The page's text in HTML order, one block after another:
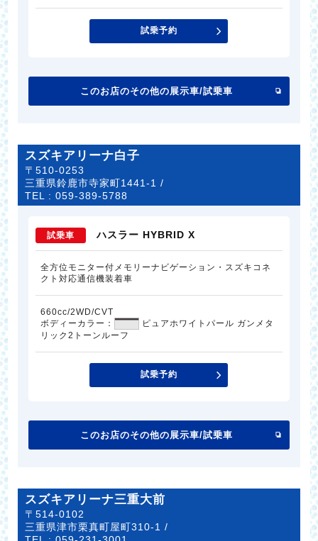
試乗予約
このお店のその他の展示車/試乗車
スズキアリーナ白子
〒510-0253
三重県鈴鹿市寺家町1441-1 /
TEL :059-389-5788
試乗車 ハスラー HYBRID X
全方位モニター付メモリーナビゲーション・スズキコネ
クト対応通信機装着車
660cc/2WD/CVT
ボディーカラー：
ピュアホワイトパール ガンメタ
リック2トーンルーフ
試乗予約
このお店のその他の展示車/試乗車
スズキアリーナ三重大前
〒514-0102
三重県津市栗真町屋町310-1 /